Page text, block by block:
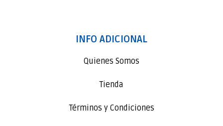
INFO ADICIONAL
Quienes Somos
Tienda
Términos y Condiciones